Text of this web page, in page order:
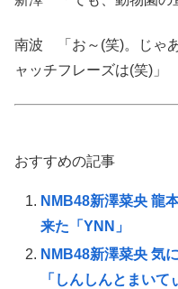
南波 「お～(笑)。じゃ
ャッチフレーズは(笑)」
おすすめの記事
NMB48新澤菜央 龍
来た「YNN」
NMB48新澤菜央 気
「しんしんとまいて